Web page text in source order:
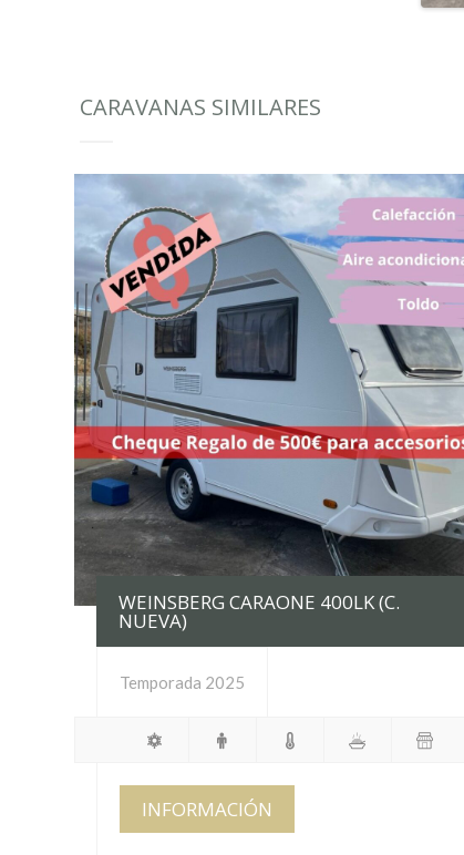
CARAVANAS SIMILARES
WEINSBERG CARAONE 400LK (C.
NUEVA)
Temporada 2025
INFORMACIÓN